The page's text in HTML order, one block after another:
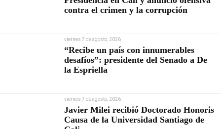
contra el crimen y la corrupción
viernes 7 de agosto, 2026
“Recibe un país con innumerables
desafíos”: presidente del Senado a De
la Espriella
viernes 7 de agosto, 2026
Javier Milei recibió Doctorado Honoris
Causa de la Universidad Santiago de